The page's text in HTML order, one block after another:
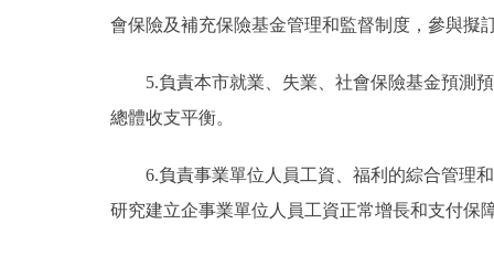
會保險及補充保險基金管理和監督制度，參與擬
5.負責本市就業、失業、社會保險基金預測
總體收支平衡。
6.負責事業單位人員工資、福利的綜合管理
研究建立企事業單位人員工資正常增長和支付保